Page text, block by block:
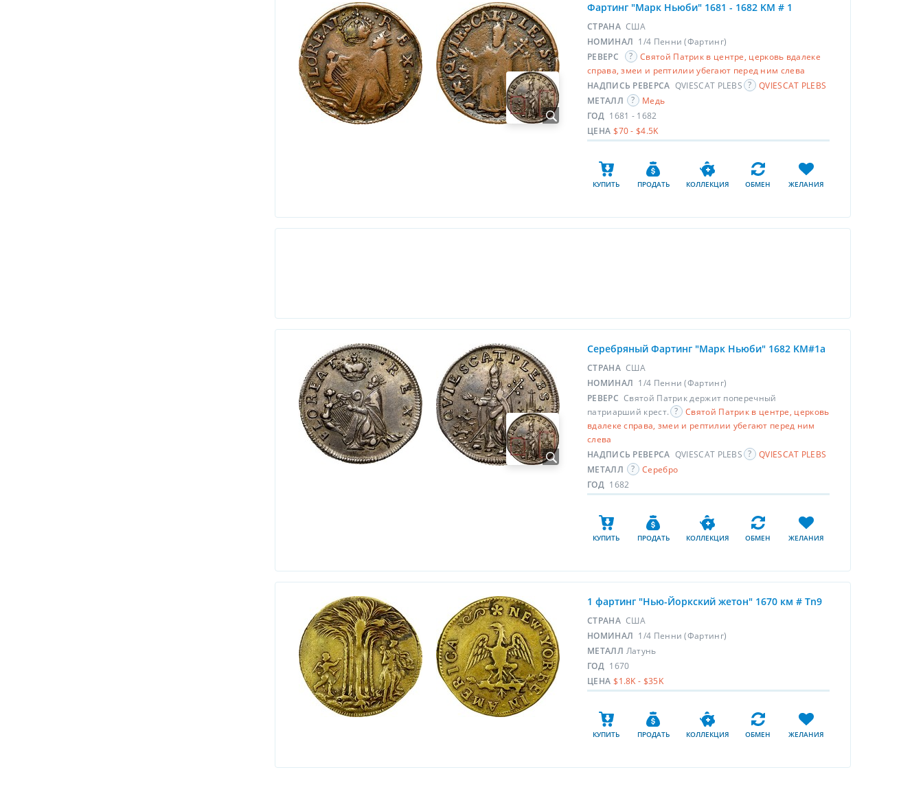
Фартинг "Марк Ньюби" 1681 - 1682 KM # 1
СТРАНА США
НОМИНАЛ 1/4 Пенни (Фартинг)
РЕВЕРС
Святой Патрик в центре, церковь вдалеке
справа, змеи и рептилии убегают перед ним слева
НАДПИСЬ РЕВЕРСА QVIESCAT PLEBS
QVIESCAT PLEBS
МЕТАЛЛ
Медь
ГОД 1681 - 1682
ЦЕНА $70 - $4.5K
КУПИТЬ ПРОДАТЬ КОЛЛЕКЦИЯ ОБМЕН ЖЕЛАНИЯ
Серебряный Фартинг "Марк Ньюби" 1682 KM#1a
СТРАНА США
НОМИНАЛ 1/4 Пенни (Фартинг)
РЕВЕРС Святой Патрик держит поперечный
патриарший крест.
Святой Патрик в центре, церковь
вдалеке справа, змеи и рептилии убегают перед ним
слева
НАДПИСЬ РЕВЕРСА QVIESCAT PLEBS
QVIESCAT PLEBS
МЕТАЛЛ
Серебро
ГОД 1682
КУПИТЬ ПРОДАТЬ КОЛЛЕКЦИЯ ОБМЕН ЖЕЛАНИЯ
1 фартинг "Нью-Йоркский жетон" 1670 км # Tn9
СТРАНА США
НОМИНАЛ 1/4 Пенни (Фартинг)
МЕТАЛЛ Латунь
ГОД 1670
ЦЕНА $1.8K - $35K
КУПИТЬ ПРОДАТЬ КОЛЛЕКЦИЯ ОБМЕН ЖЕЛАНИЯ